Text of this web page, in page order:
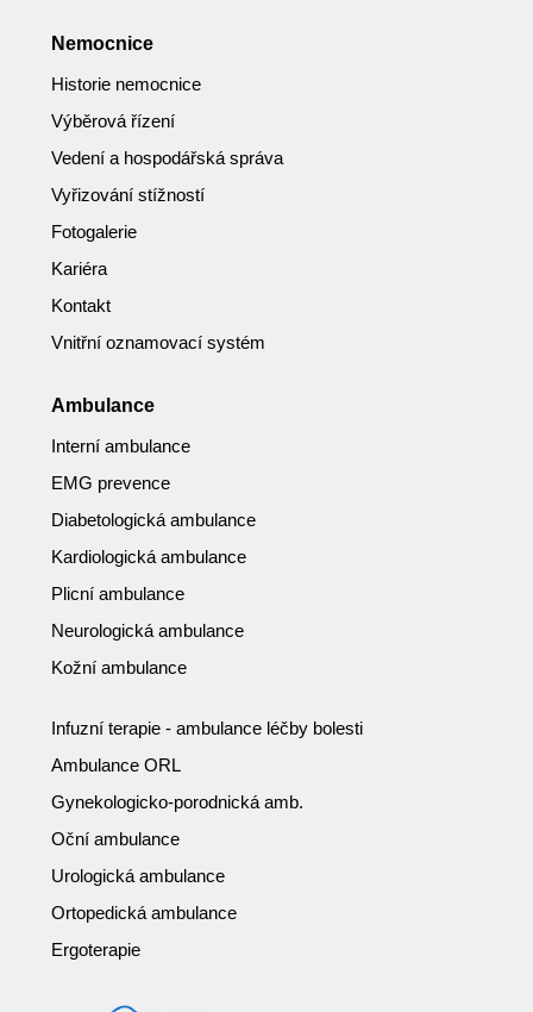
Nemocnice
Historie nemocnice
Výběrová řízení
Vedení a hospodářská správa
Vyřizování stížností
Fotogalerie
Kariéra
Kontakt
Vnitřní oznamovací systém
Ambulance
Interní ambulance
EMG prevence
Diabetologická ambulance
Kardiologická ambulance
Plicní ambulance
Neurologická ambulance
Kožní ambulance
Infuzní terapie - ambulance léčby bolesti
Ambulance ORL
Gynekologicko-porodnická amb.
Oční ambulance
Urologická ambulance
Ortopedická ambulance
Ergoterapie